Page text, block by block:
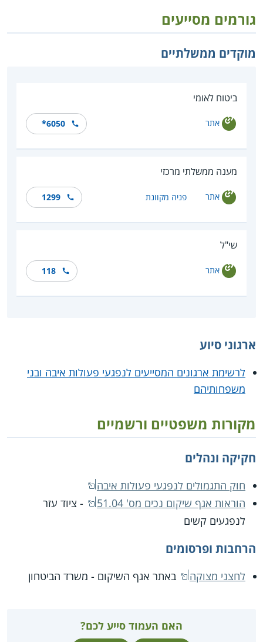
גורמים מסייעים
מוקדים ממשלתיים
ביטוח לאומי
אתר *6050
מענה ממשלתי מרכזי
אתר פניה מקוונת 1299
שי"ל
אתר 118
ארגוני סיוע
לרשימת ארגונים המסייעים לנפגעי פעולות איבה ובני
משפחותיהם
מקורות משפטיים ורשמיים
חקיקה ונהלים
חוק התגמולים לנפגעי פעולות איבה
הוראות אגף שיקום נכים מס' 51.04
- ציוד עזר
לנפגעים קשים
הרחבות ופרסומים
לחצני מצוקה באתר אגף השיקום - משרד הביטחון
האם העמוד סייע לכם?